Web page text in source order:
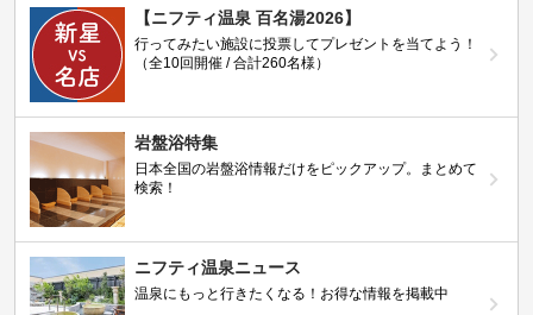
【ニフティ温泉 百名湯2026】
行ってみたい施設に投票してプレゼントを当てよう！
（全10回開催 / 合計260名様）
岩盤浴特集
日本全国の岩盤浴情報だけをピックアップ。まとめて
検索！
ニフティ温泉ニュース
温泉にもっと行きたくなる！お得な情報を掲載中